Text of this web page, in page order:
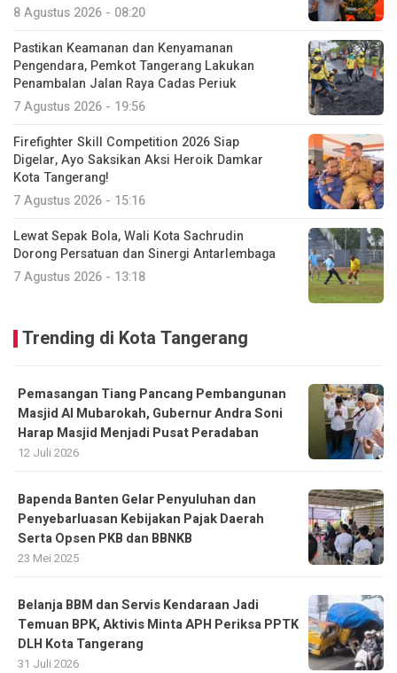
8 Agustus 2026 - 08:20
Pastikan Keamanan dan Kenyamanan
Pengendara, Pemkot Tangerang Lakukan
Penambalan Jalan Raya Cadas Periuk
7 Agustus 2026 - 19:56
Firefighter Skill Competition 2026 Siap
Digelar, Ayo Saksikan Aksi Heroik Damkar
Kota Tangerang!
7 Agustus 2026 - 15:16
Lewat Sepak Bola, Wali Kota Sachrudin
Dorong Persatuan dan Sinergi Antarlembaga
7 Agustus 2026 - 13:18
Trending di Kota Tangerang
Pemasangan Tiang Pancang Pembangunan
Masjid Al Mubarokah, Gubernur Andra Soni
Harap Masjid Menjadi Pusat Peradaban
12 Juli 2026
Bapenda Banten Gelar Penyuluhan dan
Penyebarluasan Kebijakan Pajak Daerah
Serta Opsen PKB dan BBNKB
23 Mei 2025
Belanja BBM dan Servis Kendaraan Jadi
Temuan BPK, Aktivis Minta APH Periksa PPTK
DLH Kota Tangerang
31 Juli 2026